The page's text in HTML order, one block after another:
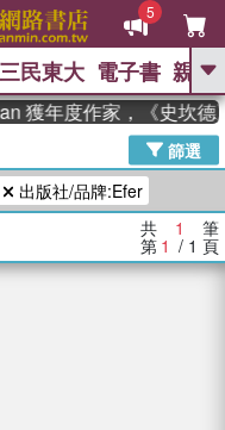
5
GO
高希均教授回憶錄
、 父親節 、 如果歷
、 暑期推薦 、 國際布克
錄 、 方念華 、 台灣的李
數學女孩：黎曼猜想 、
神經
三民東大 電子書 親子
獲年度作家，《史坎德
篩選
出版社/品牌:Efer
共 1 筆
第 1 / 1 頁